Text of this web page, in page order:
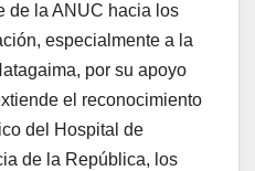
de la ANUC hacia los
especialmente a la
por su apoyo
el reconocimiento
del Hospital de
de la República, los